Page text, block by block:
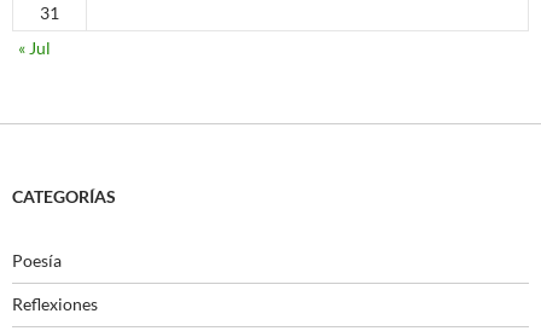
31
« Jul
CATEGORÍAS
Poesía
Reflexiones